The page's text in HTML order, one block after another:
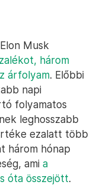
Musk
három
árfolyam. Előbbi
napi
folyamatos
leghosszabb
ezalatt több
három hónap
ami a
óta összejött.